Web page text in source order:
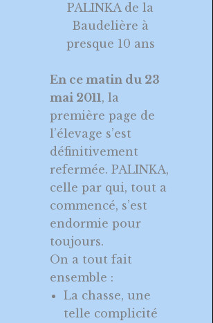
PALINKA de la
Baudelière à
presque 10 ans
En ce matin du 23
mai 2011, la
première page de
l’élevage s’est
définitivement
refermée. PALINKA,
celle par qui, tout a
commencé, s’est
endormie pour
toujours.
On a tout fait
ensemble :
La chasse, une
telle complicité